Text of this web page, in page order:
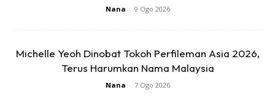
Nana - 9 Ogo 2026
Michelle Yeoh Dinobat Tokoh Perfileman Asia 2026,
Terus Harumkan Nama Malaysia
Nana - 7 Ogo 2026